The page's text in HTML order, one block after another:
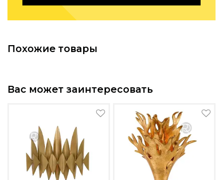
Реализованные проекты
Похожие товары
Вас может заинтересовать